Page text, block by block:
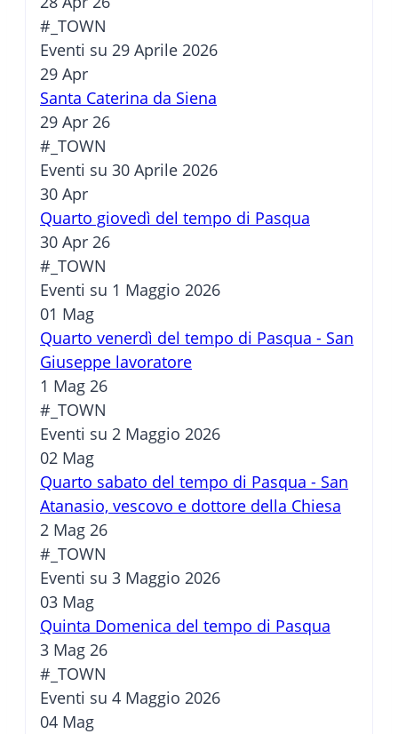
#_TOWN
Eventi su 29 Aprile 2026
29 Apr
Santa Caterina da Siena
29 Apr 26
#_TOWN
Eventi su 30 Aprile 2026
30 Apr
Quarto giovedì del tempo di Pasqua
30 Apr 26
#_TOWN
Eventi su 1 Maggio 2026
01 Mag
Quarto venerdì del tempo di Pasqua - San
Giuseppe lavoratore
1 Mag 26
#_TOWN
Eventi su 2 Maggio 2026
02 Mag
Quarto sabato del tempo di Pasqua - San
Atanasio, vescovo e dottore della Chiesa
2 Mag 26
#_TOWN
Eventi su 3 Maggio 2026
03 Mag
Quinta Domenica del tempo di Pasqua
3 Mag 26
#_TOWN
Eventi su 4 Maggio 2026
04 Mag